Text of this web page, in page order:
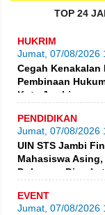
TOP 24
HUKRIM
Jumat, 07/08/2026
Cegah Kenakalan
Pembinaan
Kota Jambi
PENDIDIKAN
Jumat, 07/08/2026
UIN STS Jambi
Mahasiswa
Dokumen
EVENT
Jumat, 07/08/2026